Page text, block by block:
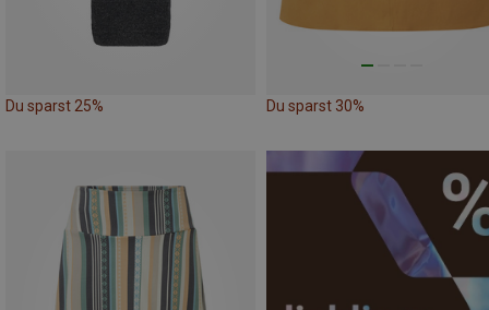
Du sparst 25% Du sparst 30%